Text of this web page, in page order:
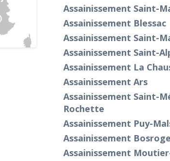
Assainissement Saint-
Assainissement Blessac
Assainissement Saint-
Assainissement Saint-
Assainissement La
Assainissement Ars
Assainissement Saint-
Rochette
Assainissement Puy-
Assainissement
Assainissement